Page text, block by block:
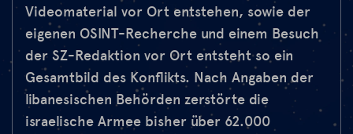
Videomaterial vor Ort entstehen, sowie der
eigenen OSINT-Recherche und einem Besuch
der SZ-Redaktion vor Ort entsteht so ein
Gesamtbild des Konflikts. Nach Angaben der
libanesischen Behörden zerstörte die
israelische Armee bisher über 62.000